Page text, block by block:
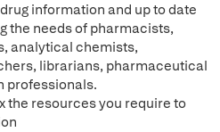
information and up to date
the needs of pharmacists,
analytical chemists,
librarians, pharmaceutical
professionals.
the resources you require to